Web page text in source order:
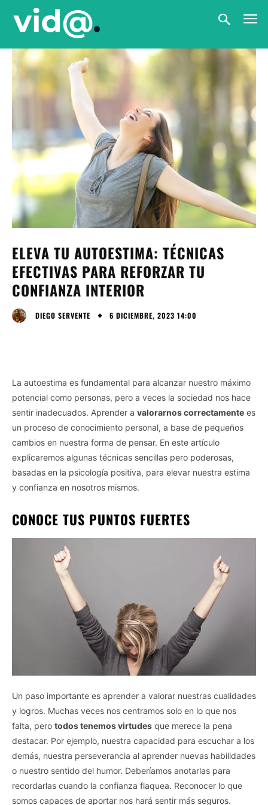
ELEVA TU AUTOESTIMA: TÉCNICAS
EFECTIVAS PARA REFORZAR TU
CONFIANZA INTERIOR
DIEGO SERVENTE 6 DICIEMBRE, 2023 14:00
La autoestima es fundamental para alcanzar nuestro máximo
potencial como personas, pero a veces la sociedad nos hace
sentir inadecuados. Aprender a valorarnos correctamente es
un proceso de conocimiento personal, a base de pequeños
cambios en nuestra forma de pensar. En este artículo
explicaremos algunas técnicas sencillas pero poderosas,
basadas en la psicología positiva, para elevar nuestra estima
y confianza en nosotros mismos.
CONOCE TUS PUNTOS FUERTES
Un paso importante es aprender a valorar nuestras cualidades
y logros. Muchas veces nos centramos solo en lo que nos
falta, pero todos tenemos virtudes que merece la pena
destacar. Por ejemplo, nuestra capacidad para escuchar a los
demás, nuestra perseverancia al aprender nuevas habilidades
o nuestro sentido del humor. Deberíamos anotarlas para
recordarlas cuando la confianza flaquea. Reconocer lo que
somos capaces de aportar nos hará sentir más seguros.